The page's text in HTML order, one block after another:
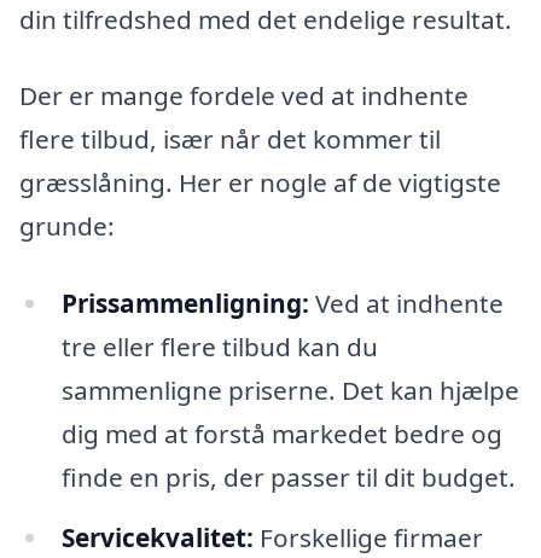
din tilfredshed med det endelige resultat.
Der er mange fordele ved at indhente
flere tilbud, især når det kommer til
græsslåning. Her er nogle af de vigtigste
grunde:
Prissammenligning: Ved at indhente
tre eller flere tilbud kan du
sammenligne priserne. Det kan hjælpe
dig med at forstå markedet bedre og
finde en pris, der passer til dit budget.
Servicekvalitet: Forskellige firmaer